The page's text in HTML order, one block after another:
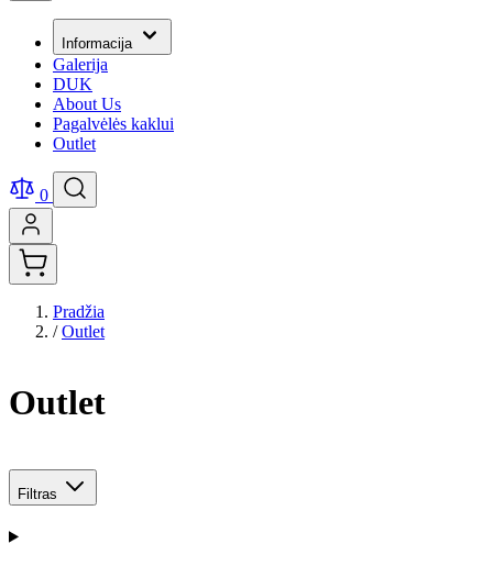
Informacija
Galerija
DUK
About Us
Pagalvėlės kaklui
Outlet
0
Pradžia
/ Outlet
Outlet
Filtras